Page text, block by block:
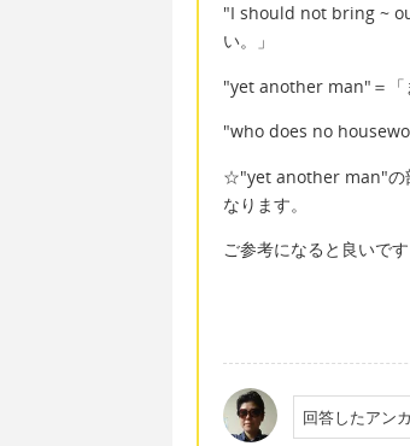
"I should not bring ~
い。」
"yet another man"＝「
"who does no
☆"yet another man"の
なります。
ご参考になると良いです
回答したアン